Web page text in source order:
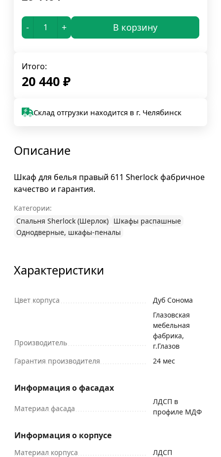
- + В корзину
Итого:
20 440 ₽
Склад отгрузки находится в г. Челябинск
Описание
Шкаф для белья правый 611 Sherlock фабричное
качество и гарантия.
Категории:
Спальня Sherlock (Шерлок) Шкафы распашные
Однодверные, шкафы-пеналы
Характеристики
Цвет корпуса Дуб Сонома
Производитель
Глазовская
мебельная
фабрика,
г.Глазов
Гарантия производителя
24 мес
Информация о фасадах
Материал фасада
ЛДСП в
профиле МДФ
Информация о корпусе
Материал корпуса ЛДСП